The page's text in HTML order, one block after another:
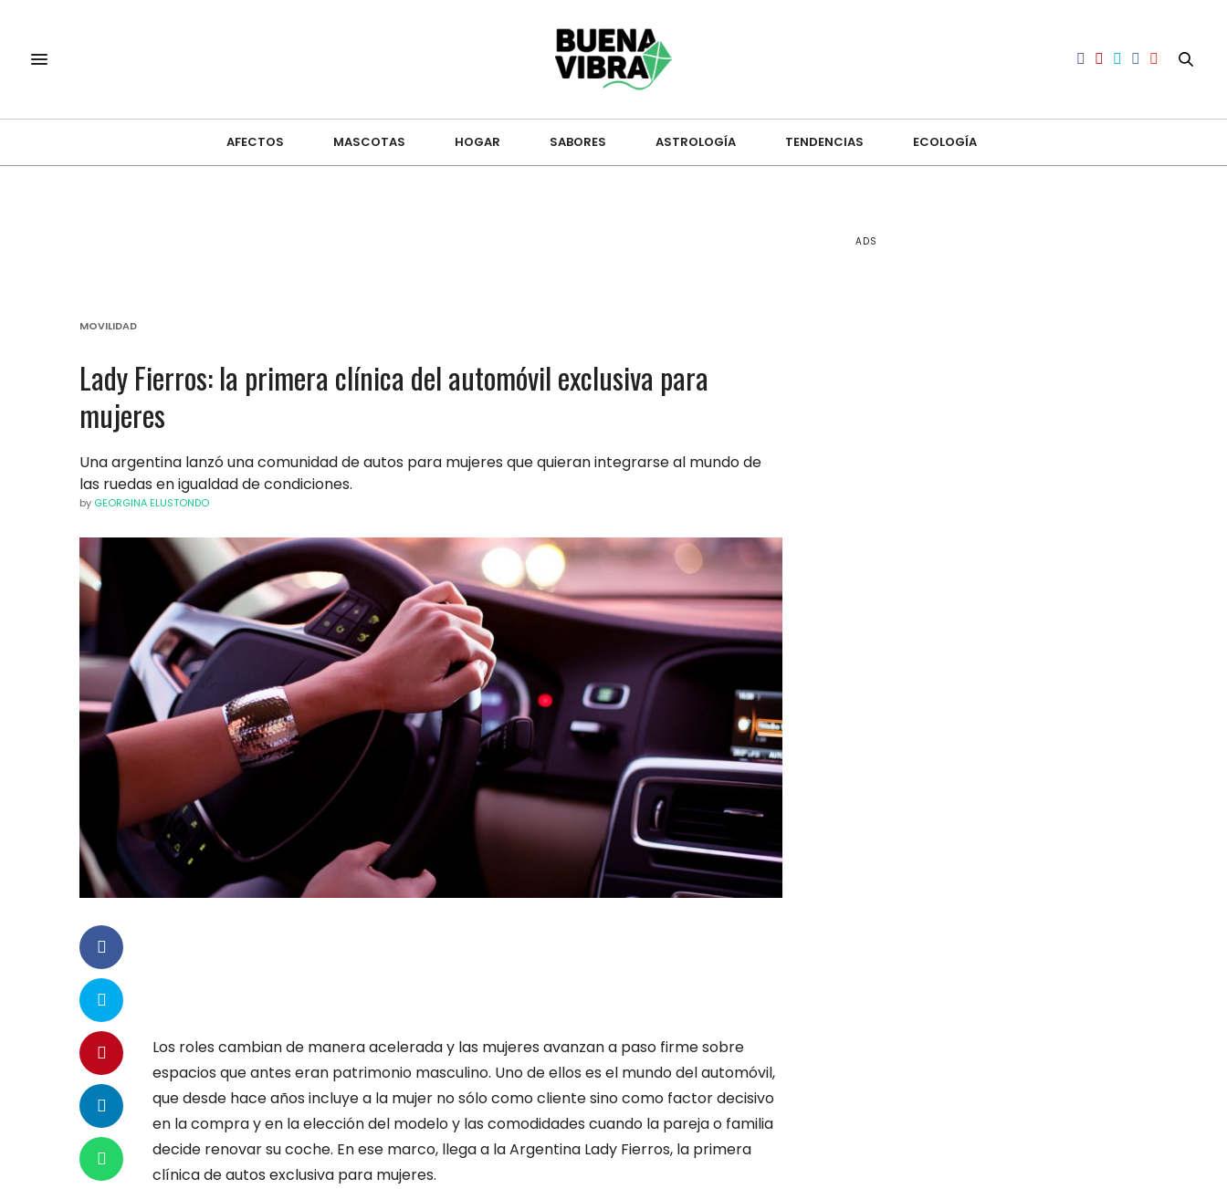
AFECTOS MASCOTAS HOGAR SABORES ASTROLOGÍA TENDENCIAS ECOLOGÍA
MOVILIDAD
Lady Fierros: la primera clínica del automóvil exclusiva para
mujeres
Una argentina lanzó una comunidad de autos para mujeres que quieran integrarse al mundo de
las ruedas en igualdad de condiciones.
by GEORGINA ELUSTONDO
Los roles cambian de manera acelerada y las mujeres avanzan a paso firme sobre
espacios que antes eran patrimonio masculino. Uno de ellos es el mundo del automóvil,
que desde hace años incluye a la mujer no sólo como cliente sino como factor decisivo
en la compra y en la elección del modelo y las comodidades cuando la pareja o familia
decide renovar su coche. En ese marco, llega a la Argentina Lady Fierros, la primera
clínica de autos exclusiva para mujeres.
ADS